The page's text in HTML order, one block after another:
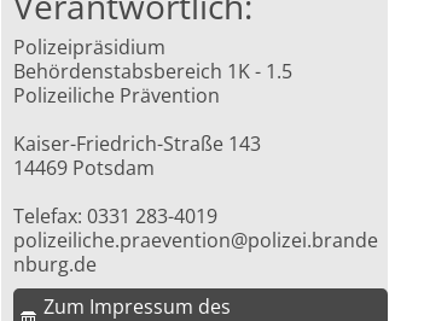
Polizeipräsidium
Behördenstabsbereich 1K - 1.5
Polizeiliche Prävention
Kaiser-Friedrich-Straße 143
14469 Potsdam
Telefax: 0331 283-4019
polizeiliche.praevention@polizei.brande
nburg.de
Zum Impressum des